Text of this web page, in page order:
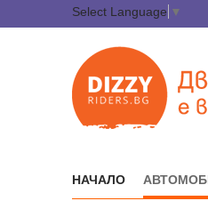
Select Language ▼
НАЧАЛО